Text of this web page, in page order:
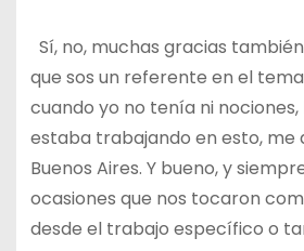
Sí, no, muchas gracias
que sos un referente en el
cuando yo no tenía ni
estaba trabajando en esto, me
Buenos Aires. Y bueno, y
ocasiones que nos tocaron
desde el trabajo específico o